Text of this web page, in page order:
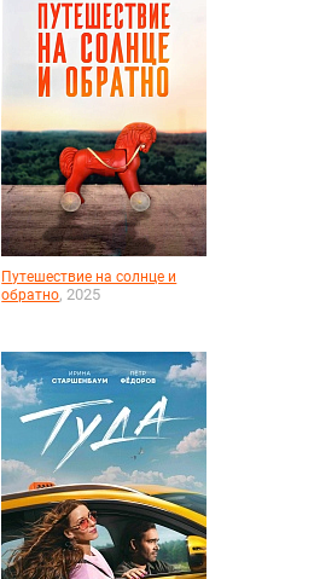
Путешествие на солнце и
обратно, 2025